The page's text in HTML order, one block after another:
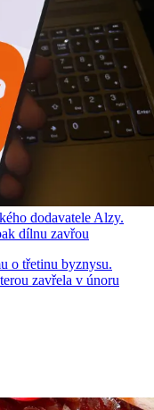
dodavatele Alzy.
dílnu zavřou
o třetinu byznysu.
zavřela v únoru